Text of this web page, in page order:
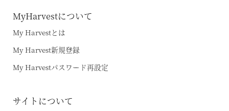
MyHarvestについて
My Harvestとは
My Harvest新規登録
My Harvestパスワード再設定
サイトについて